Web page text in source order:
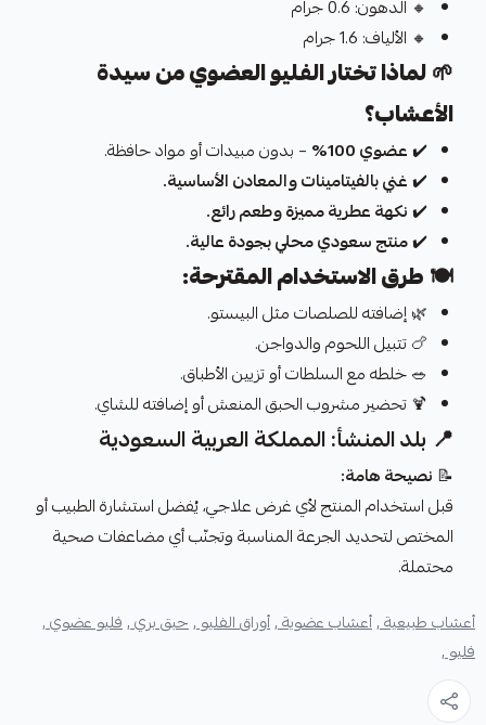
🔸 الدهون: 0.6 جرام
🔸 الألياف: 1.6 جرام
🌱لماذا تختار الفليو العضوي من سيدة
الأعشاب؟
✔️عضوي 100%
– بدون مبيدات أو مواد حافظة.
✔️غني بالفيتامينات والمعادن الأساسية.
✔️نكهة عطرية مميزة وطعم رائع.
✔️منتج سعودي محلي بجودة عالية.
🍽️طرق الاستخدام المقترحة:
🌿 إضافته للصلصات مثل البيستو.
🍗 تتبيل اللحوم والدواجن.
🥗 خلطه مع السلطات أو تزيين الأطباق.
🍹 تحضير مشروب الحبق المنعش أو إضافته للشاي.
📍 بلد المنشأ: المملكة العربية السعودية
📝 نصيحة هامة:
قبل استخدام المنتج لأي غرض علاجي، يُفضل استشارة الطبيب أو
المختص لتحديد الجرعة المناسبة وتجنّب أي مضاعفات صحية
محتملة.
أعشاب طبيعية ,أعشاب عضوية ,أوراق الفليو ,حبق بري ,فليو عضوي ,
فليو ,